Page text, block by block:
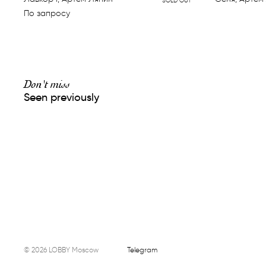
По запросу
Don't miss
Seen previously
© 2026 LOBBY Moscow Telegram